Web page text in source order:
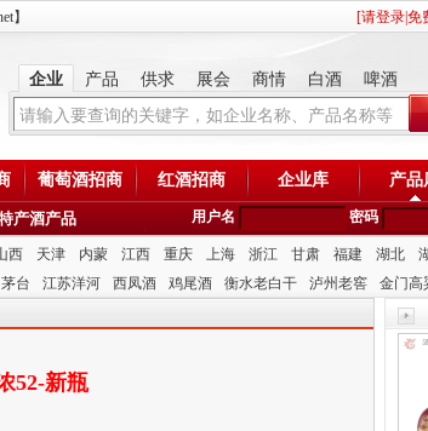
】 [请登录免
企业 产品 供求 展会 商情 白酒 啤酒
葡萄酒招商 红酒招商 企业库 产品
产酒产品 用户名 密码
西 天津 内蒙 江西 重庆 上海 浙江 甘肃 福建 湖北
台 江苏洋河 西凤酒 鸡尾酒 衡水老白干 泸州老窖 金门高
52-新瓶